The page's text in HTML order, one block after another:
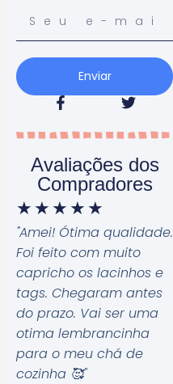
Enviar
Avaliações dos
Compradores
★ ★ ★ ★ ★
"Amei! Ótima qualidade.
Foi feito com muito
capricho os lacinhos e
tags. Chegaram antes
do prazo. Vai ser uma
otima lembrancinha
para o meu chá de
cozinha 🥰"